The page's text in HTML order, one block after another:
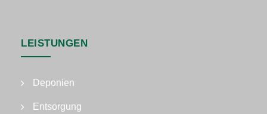
LEISTUNGEN
Deponien
Entsorgung